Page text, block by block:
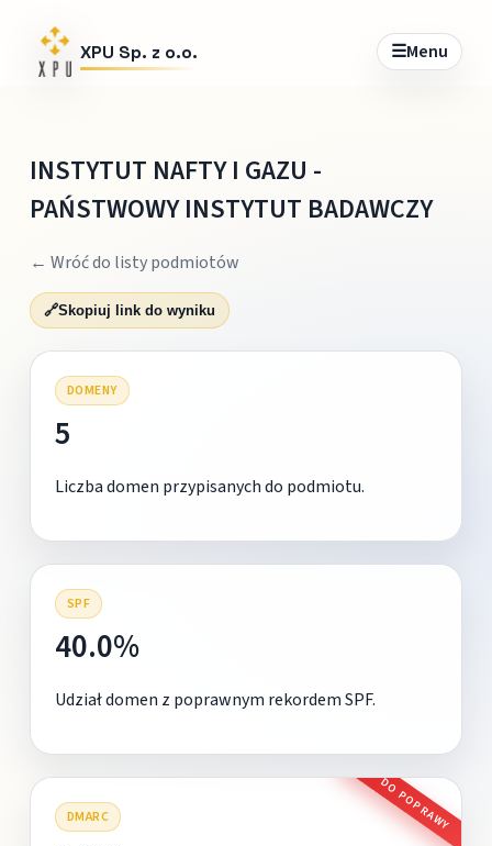
XPU Sp. z o.o. ☰Menu
INSTYTUT NAFTY I GAZU -
PAŃSTWOWY INSTYTUT BADAWCZY
← Wróć do listy podmiotów
🔗Skopiuj link do wyniku
DOMENY
5
Liczba domen przypisanych do podmiotu.
SPF
40.0%
Udział domen z poprawnym rekordem SPF.
DMARC DO POPRAWY